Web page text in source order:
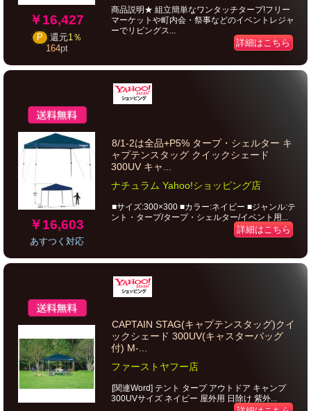
￥16,427
P 還元1％
164pt
商品説明★ 組立簡単なワンタッチタープ!フリー
マーケットや町内会・祭事などのイベントレジャ
ーでリビングス...
詳細はこちら
￥16,603
あすつく対応
8/1-2は全品+P5% タープ・シェルター キ
ャプテンスタッグ クイックシェード
300UV キャ...
ナチュラム Yahoo!ショッピング店
■サイズ:300×300 ■カラー:ネイビー ■ジャンル:テ
ント・タープ/タープ・シェルター/イベント用...
詳細はこちら
CAPTAIN STAG(キャプテンスタッグ)クイ
ックシェード 300UV(キャスターバッグ
付) M-...
ファーストヤフー店
[関連Word] テント タープ アウトドア キャンプ
300UVサイズ ネイビー 屋外用 日除け 紫外...